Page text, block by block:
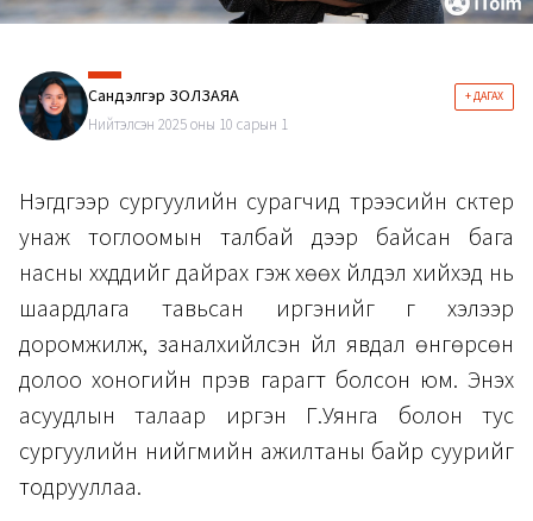
Сандэлгэр ЗОЛЗАЯА + ДАГАХ
Нийтэлсэн 2025 оны 10 сарын 1
Нэгдүгээр сургуулийн сурагчид түрээсийн скүүтер
унаж тоглоомын талбай дээр байсан бага
насны хүүхдүүдийг дайрах гэж хөөх үйлдэл хийхэд нь
шаардлага тавьсан иргэнийг үг хэлээр
доромжилж, заналхийлсэн үйл явдал өнгөрсөн
долоо хоногийн пүрэв гарагт болсон юм. Энэхүү
асуудлын талаар иргэн Г.Уянга болон тус
сургуулийн нийгмийн ажилтаны байр суурийг
тодрууллаа.